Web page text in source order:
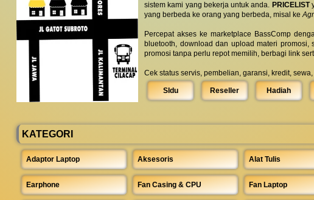
sistem kami yang bekerja untuk anda. PRICELIST
yang berbeda ke orang yang berbeda, misal ke
Percepat akses ke marketplace BassComp
bluetooth, download dan upload materi
promosi tanpa perlu repot memilih, berbagi link
Cek status servis, pembelian, garansi, kredit,
SIdu Reseller Hadiah
KATEGORI
Adaptor Laptop Aksesoris Alat Tulis
Earphone Fan Casing & CPU Fan Laptop